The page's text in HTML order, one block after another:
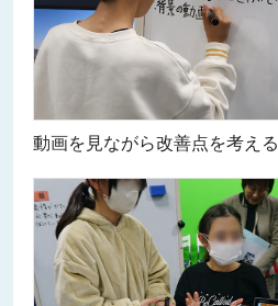
動画を見ながら改善点を考える